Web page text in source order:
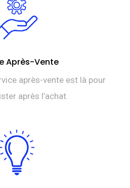
Après-Vente
après-vente est là pour
après l’achat.